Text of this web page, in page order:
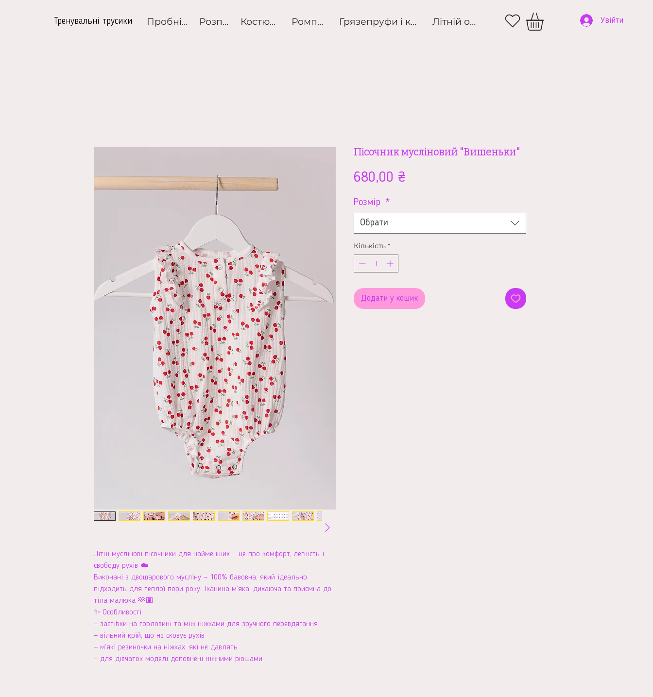
Тренувальні трусики Пробні набори Розпродаж Костюми Ромпери Грязепруфи і курткиЛітній одяг Увійти
Літні муслінові пісочники для найменших — це про комфорт, легкість і
свободу рухів ☁️
Виконані з двошарового мусліну — 100% бавовна, який ідеально
підходить для теплої пори року. Тканина м’яка, дихаюча та приємна до
тіла малюка 🫶🏽
✨ Особливості:
— застібки на горловині та між ніжками для зручного перевдягання
— вільний крій, що не сковує рухів
— м’які резиночки на ніжках, які не давлять
— для дівчаток моделі доповнені ніжними рюшами
Пісочник мусліновий "Вишеньки"
680,00 ₴
Розмір *
Обрати
Кількість *
Додати у кошик